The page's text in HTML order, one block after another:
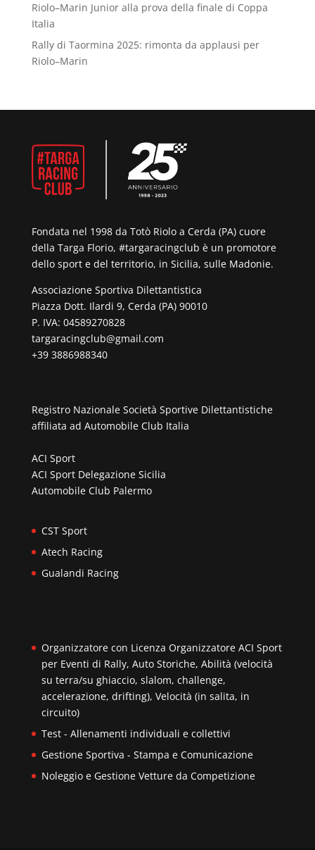
Riolo–Marin Junior alla prova della finale di Coppa
Italia
Rally di Taormina 2025: rimonta da applausi per
Riolo–Marin
Fondata nel 1998 da Totò Riolo a Cerda (PA) cuore
della Targa Florio, #targaracingclub è un promotore
dello sport e del territorio, in Sicilia, sulle Madonie.
Associazione Sportiva Dilettantistica
Piazza Dott. Ilardi 9, Cerda (PA) 90010
P. IVA: 04589270828
targaracingclub@gmail.com
+39 3886988340
Registro Nazionale Società Sportive Dilettantistiche
affiliata ad Automobile Club Italia
ACI Sport
ACI Sport Delegazione Sicilia
Automobile Club Palermo
CST Sport
Atech Racing
Gualandi Racing
Organizzatore con Licenza Organizzatore ACI Sport
per Eventi di Rally, Auto Storiche, Abilità (velocità
su terra/su ghiaccio, slalom, challenge,
accelerazione, drifting), Velocità (in salita, in
circuito)
Test - Allenamenti individuali e collettivi
Gestione Sportiva - Stampa e Comunicazione
Noleggio e Gestione Vetture da Competizione